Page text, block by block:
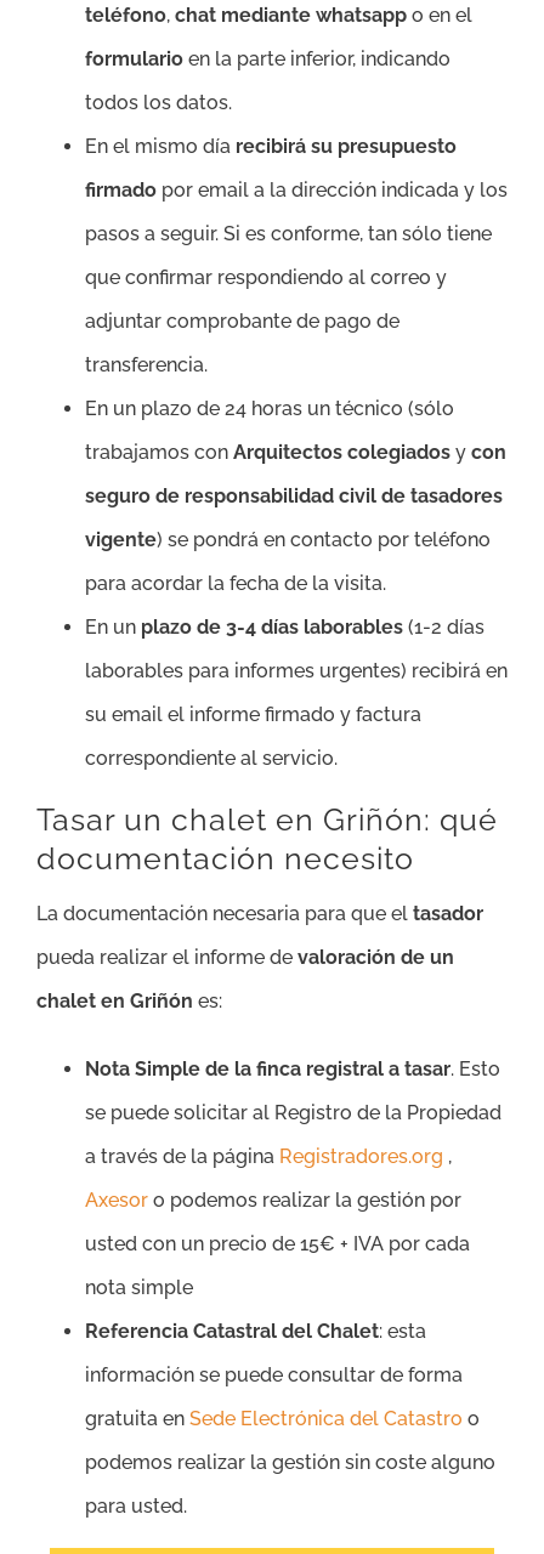
teléfono, chat mediante whatsapp o en el
formulario en la parte inferior, indicando
todos los datos.
En el mismo día recibirá su presupuesto
firmado por email a la dirección indicada y los
pasos a seguir. Si es conforme, tan sólo tiene
que confirmar respondiendo al correo y
adjuntar comprobante de pago de
transferencia.
En un plazo de 24 horas un técnico (sólo
trabajamos con Arquitectos colegiados y con
seguro de responsabilidad civil de tasadores
vigente) se pondrá en contacto por teléfono
para acordar la fecha de la visita.
En un plazo de 3-4 días laborables (1-2 días
laborables para informes urgentes) recibirá en
su email el informe firmado y factura
correspondiente al servicio.
Tasar un chalet en Griñón: qué
documentación necesito
La documentación necesaria para que el tasador
pueda realizar el informe de valoración de un
chalet en Griñón es:
Nota Simple de la finca registral a tasar. Esto
se puede solicitar al Registro de la Propiedad
a través de la página Registradores.org ,
Axesor o podemos realizar la gestión por
usted con un precio de 15€ + IVA por cada
nota simple
Referencia Catastral del Chalet: esta
información se puede consultar de forma
gratuita en Sede Electrónica del Catastro o
podemos realizar la gestión sin coste alguno
para usted.